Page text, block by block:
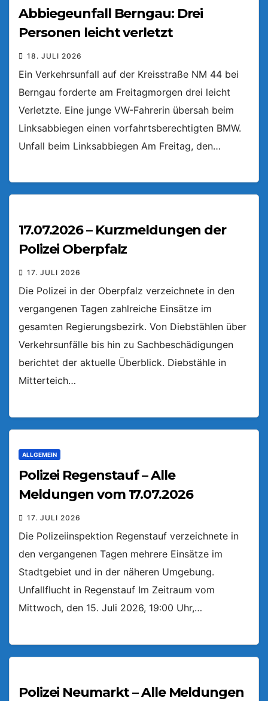
Abbiegeunfall Berngau: Drei
Personen leicht verletzt
18. JULI 2026
Ein Verkehrsunfall auf der Kreisstraße NM 44 bei
Berngau forderte am Freitagmorgen drei leicht
Verletzte. Eine junge VW-Fahrerin übersah beim
Linksabbiegen einen vorfahrtsberechtigten BMW.
Unfall beim Linksabbiegen Am Freitag, den…
17.07.2026 – Kurzmeldungen der
Polizei Oberpfalz
17. JULI 2026
Die Polizei in der Oberpfalz verzeichnete in den
vergangenen Tagen zahlreiche Einsätze im
gesamten Regierungsbezirk. Von Diebstählen über
Verkehrsunfälle bis hin zu Sachbeschädigungen
berichtet der aktuelle Überblick. Diebstähle in
Mitterteich…
ALLGEMEIN
Polizei Regenstauf – Alle
Meldungen vom 17.07.2026
17. JULI 2026
Die Polizeiinspektion Regenstauf verzeichnete in
den vergangenen Tagen mehrere Einsätze im
Stadtgebiet und in der näheren Umgebung.
Unfallflucht in Regenstauf Im Zeitraum vom
Mittwoch, den 15. Juli 2026, 19:00 Uhr,…
Polizei Neumarkt – Alle Meldungen